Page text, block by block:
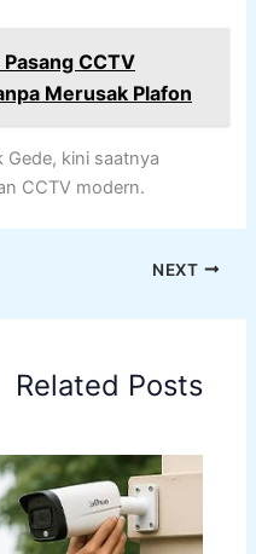
Pasang CCTV
Merusak Plafon
kini saatnya
CCTV modern.
NEXT
Related Posts